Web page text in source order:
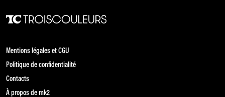
Mentions légales et CGU
Politique de confidentialité
Contacts
À propos de mk2